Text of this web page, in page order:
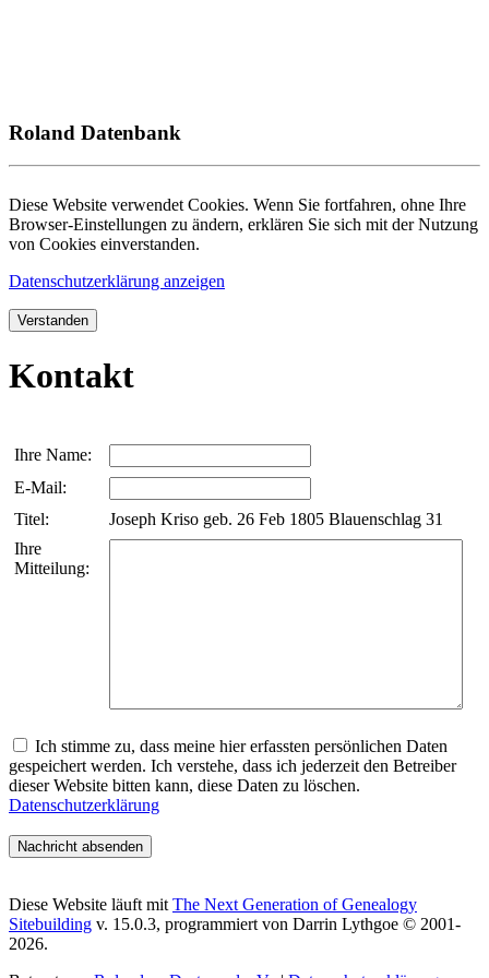
Roland Datenbank
Diese Website verwendet Cookies. Wenn Sie fortfahren, ohne Ihre
Browser-Einstellungen zu ändern, erklären Sie sich mit der Nutzung
von Cookies einverstanden.
Datenschutzerklärung anzeigen
Verstanden
Kontakt
Ihre Name:
E-Mail:
Titel:
Joseph Kriso geb. 26 Feb 1805 Blauenschlag 31
Ihre
Mitteilung:
Ich stimme zu, dass meine hier erfassten persönlichen Daten
gespeichert werden. Ich verstehe, dass ich jederzeit den Betreiber
dieser Website bitten kann, diese Daten zu löschen.
Datenschutzerklärung
Diese Website läuft mit The Next Generation of Genealogy
Sitebuilding v. 15.0.3, programmiert von Darrin Lythgoe © 2001-
2026.